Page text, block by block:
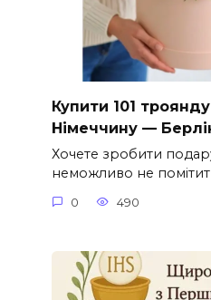
Купити 101
Німеччину —
Хочете зробити
неможливо не
0 490